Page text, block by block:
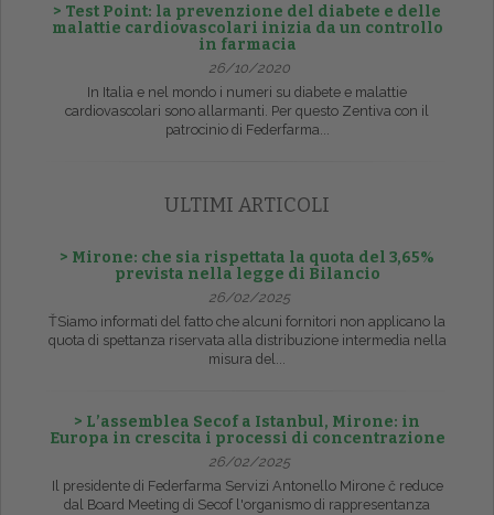
> Test Point: la prevenzione del diabete e delle
malattie cardiovascolari inizia da un controllo
in farmacia
26/10/2020
In Italia e nel mondo i numeri su diabete e malattie
cardiovascolari sono allarmanti. Per questo Zentiva con il
patrocinio di Federfarma...
ULTIMI ARTICOLI
> Mirone: che sia rispettata la quota del 3,65%
prevista nella legge di Bilancio
26/02/2025
ŤSiamo informati del fatto che alcuni fornitori non applicano la
quota di spettanza riservata alla distribuzione intermedia nella
misura del...
> L’assemblea Secof a Istanbul, Mirone: in
Europa in crescita i processi di concentrazione
26/02/2025
Il presidente di Federfarma Servizi Antonello Mirone č reduce
dal Board Meeting di Secof l'organismo di rappresentanza